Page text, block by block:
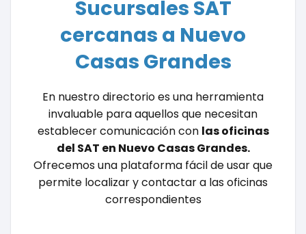
Sucursales SAT
cercanas a Nuevo
Casas Grandes
En nuestro directorio es una herramienta
invaluable para aquellos que necesitan
establecer comunicación con las oficinas
del SAT en Nuevo Casas Grandes.
Ofrecemos una plataforma fácil de usar que
permite localizar y contactar a las oficinas
correspondientes